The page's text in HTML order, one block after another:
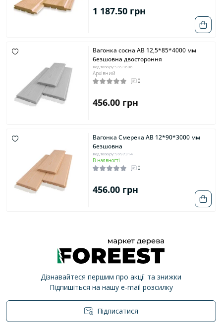
1 187.50 грн
Вагонка сосна AB 12,5*85*4000 мм
безшовна двостороння
Код товару: 9991606
Архівний
0
456.00 грн
Вагонка Смерека AB 12*90*3000 мм
безшовна
Код товару: 9997314
В наявності
0
456.00 грн
Дізнавайтеся першим про акції та знижки
Підпишіться на нашу e-mail розсилку
Підписатися